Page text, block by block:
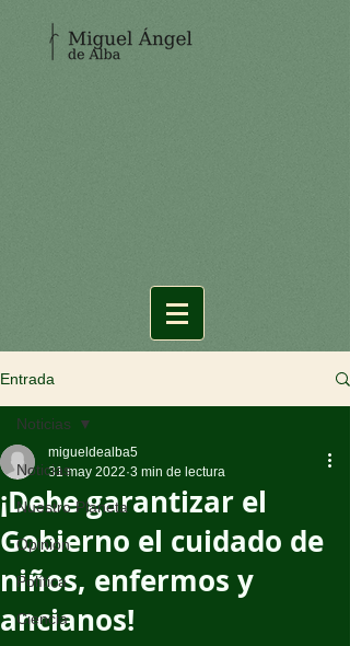
Entrada
Noticias
Nuestro Planeta
Opinión
Política
Ciencia
Noticias
¡Debe garantizar el
Gobierno el cuidado de
niños, enfermos y
ancianos!
migueldealba5
31 may 2022 3 min de lectura